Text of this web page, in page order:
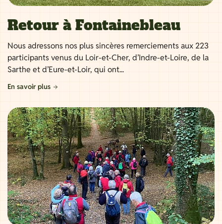
Retour à Fontainebleau
Nous adressons nos plus sincères remerciements aux 223
participants venus du Loir-et-Cher, d’Indre-et-Loire, de la
Sarthe et d’Eure-et-Loir, qui ont...
En savoir plus